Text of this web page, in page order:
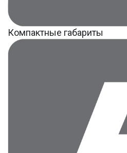
Компактные габариты